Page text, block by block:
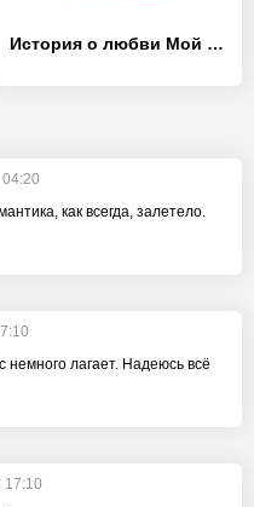
История о любви Мой миллиардер
04:20
как всегда, залетело.
лагает. Надеюсь всё
17:10